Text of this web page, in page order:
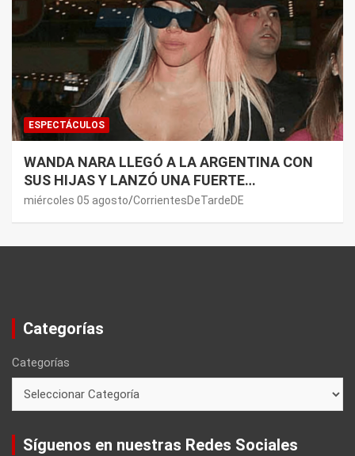
ESPECTÁCULOS
WANDA NARA LLEGÓ A LA ARGENTINA CON
SUS HIJAS Y LANZÓ UNA FUERTE
PREMONICIÓN SOBRE MAURO ICARDI
miércoles 05 agosto CorrientesDeTardeDE
Categorías
Categorías
Síguenos en nuestras Redes Sociales